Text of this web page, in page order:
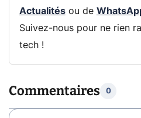
Actualitésou de
Suivez-nous pour ne rien
tech !
Commentaires 0